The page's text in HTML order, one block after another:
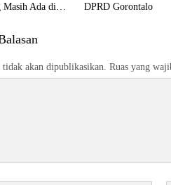
Masih Ada di
DPRD Gorontalo
akan dipublikasikan. Ruas yang